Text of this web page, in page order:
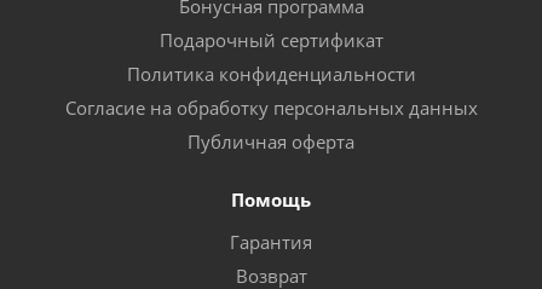
Бонусная программа
Подарочный сертификат
Политика конфиденциальности
Согласие на обработку персональных данных
Публичная оферта
Помощь
Гарантия
Возврат